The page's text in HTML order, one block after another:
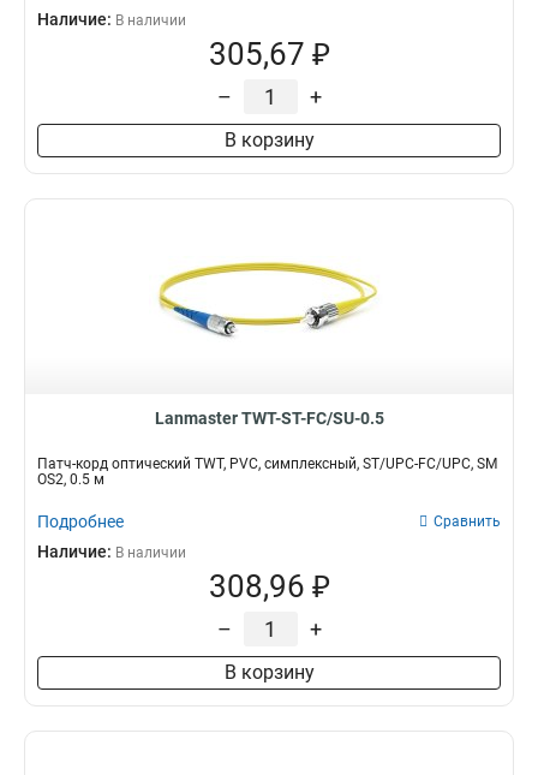
Наличие: В наличии
305,67 ₽
– +
В корзину
Lanmaster TWT-ST-FC/SU-0.5
Патч-корд оптический TWT, PVC, симплексный, ST/UPC-FC/UPC, SM
OS2, 0.5 м
Подробнее Сравнить
Наличие: В наличии
308,96 ₽
– +
В корзину